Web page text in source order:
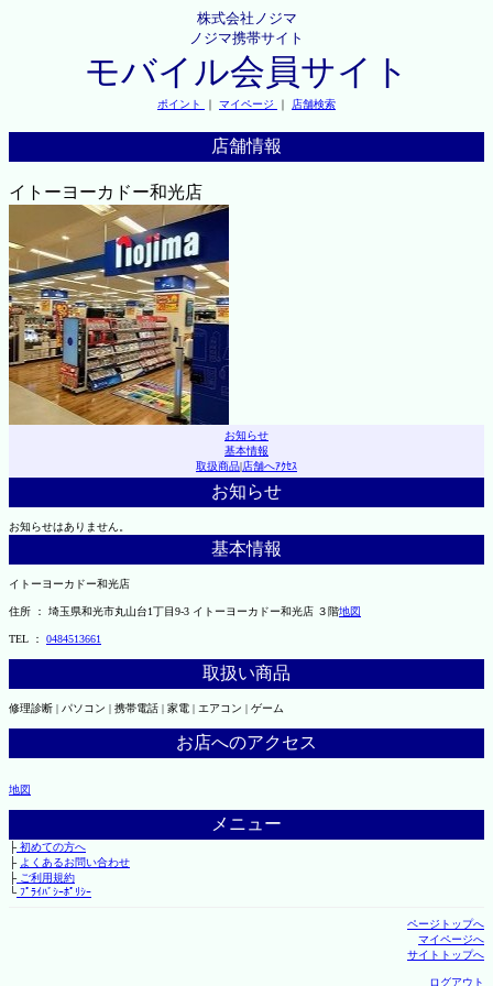
株式会社ノジマ
ノジマ携帯サイト
モバイル会員サイト
ポイント ｜ マイページ ｜ 店舗検索
店舗情報
イトーヨーカドー和光店
お知らせ
基本情報
取扱商品|店舗へｱｸｾｽ
お知らせ
お知らせはありません。
基本情報
イトーヨーカドー和光店
住所 ： 埼玉県和光市丸山台1丁目9-3 イトーヨーカドー和光店 ３階地図
TEL ： 0484513661
取扱い商品
修理診断 | パソコン | 携帯電話 | 家電 | エアコン | ゲーム
お店へのアクセス
地図
メニュー
├初めての方へ
├ よくあるお問い合わせ
├ご利用規約
└ﾌﾟﾗｲﾊﾞｼｰﾎﾟﾘｼｰ
ページトップへ
マイページへ
サイトトップへ
ログアウト